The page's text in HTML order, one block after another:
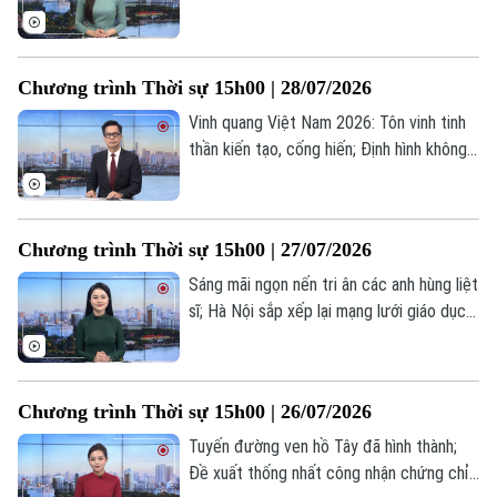
Thời trang
Âm nhạc
đáng chú ý trong chương trình hôm nay.
Chương trình Thời sự 15h00 | 28/07/2026
Vinh quang Việt Nam 2026: Tôn vinh tinh
thần kiến tạo, cống hiến; Định hình không
dung đáng chú ý trong chương trình hôm
nay.
Chương trình Thời sự 15h00 | 27/07/2026
Sáng mãi ngọn nến tri ân các anh hùng liệt
sĩ; Hà Nội sắp xếp lại mạng lưới giáo dục
Chương trình Thời sự 15h00 | 26/07/2026
Tuyến đường ven hồ Tây đã hình thành;
Đề xuất thống nhất công nhận chứng chỉ;